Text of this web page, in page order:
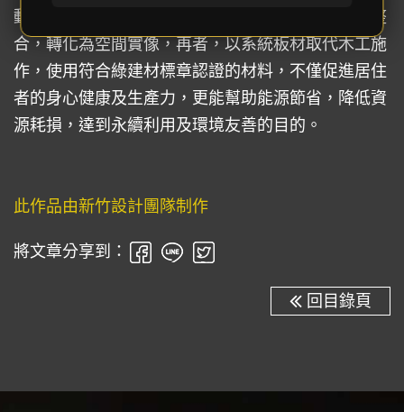
動，予以輕柔化及故事性，將屋主的空間訴求細心整
合，轉化為空間實像，再者，以系統板材取代木工施
作，使用符合綠建材標章認證的材料，不僅促進居住
者的身心健康及生產力，更能幫助能源節省，降低資
源耗損，達到永續利用及環境友善的目的。
此作品由新竹設計團隊制作
將文章分享到：
回目錄頁